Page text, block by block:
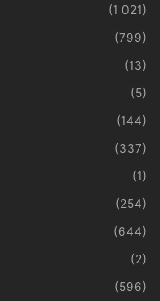
(1 021)
(799)
(13)
(5)
(144)
(337)
(1)
(254)
(644)
(2)
(596)